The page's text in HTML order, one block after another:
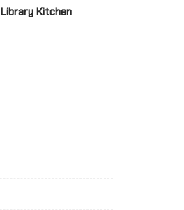
Library Kitchen